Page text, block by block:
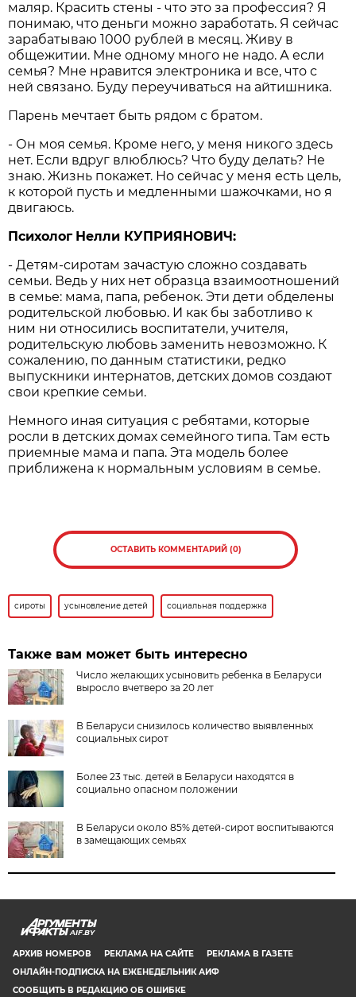
маляр. Красить стены - что это за профессия? Я
понимаю, что деньги можно заработать. Я сейчас
зарабатываю 1000 рублей в месяц. Живу в
общежитии. Мне одному много не надо. А если
семья? Мне нравится электроника и все, что с
ней связано. Буду переучиваться на айтишника.
Парень мечтает быть рядом с братом.
- Он моя семья. Кроме него, у меня никого здесь
нет. Если вдруг влюблюсь? Что буду делать? Не
знаю. Жизнь покажет. Но сейчас у меня есть цель,
к которой пусть и медленными шажочками, но я
двигаюсь.
Психолог Нелли КУПРИЯНОВИЧ:
- Детям-сиротам зачастую сложно создавать
семьи. Ведь у них нет образца взаимоотношений
в семье: мама, папа, ребенок. Эти дети обделены
родительской любовью. И как бы заботливо к
ним ни относились воспитатели, учителя,
родительскую любовь заменить невозможно. К
сожалению, по данным статистики, редко
выпускники интернатов, детских домов создают
свои крепкие семьи.
Немного иная ситуация с ребятами, которые
росли в детских домах семейного типа. Там есть
приемные мама и папа. Эта модель более
приближена к нормальным условиям в семье.
ОСТАВИТЬ КОММЕНТАРИЙ (0)
сироты усыновление детей социальная поддержка
Также вам может быть интересно
Число желающих усыновить ребенка в Беларуси
выросло вчетверо за 20 лет
В Беларуси снизилось количество выявленных
социальных сирот
Более 23 тыс. детей в Беларуси находятся в
социально опасном положении
В Беларуси около 85% детей-сирот воспитываются
в замещающих семьях
AIF.BY
АРХИВ НОМЕРОВ РЕКЛАМА НА САЙТЕ
РЕКЛАМА В ГАЗЕТЕ
ОНЛАЙН-ПОДПИСКА НА ЕЖЕНЕДЕЛЬНИК АИФ
СООБЩИТЬ В РЕДАКЦИЮ ОБ ОШИБКЕ